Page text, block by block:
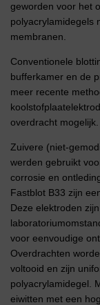
geworden voor het
polyacrylamidegels
membranen.
Conventionele
bufferkamer en de
meer recente
overdracht mogelijk.
Zuivere (niet-
werden gebruikt
corrosie en
Fastblot B33 zijn
Deze elektroden
voor eenvoudige
Overdrachten
voltooid en zijn
polyacrylamidegel.
eiwitten met een